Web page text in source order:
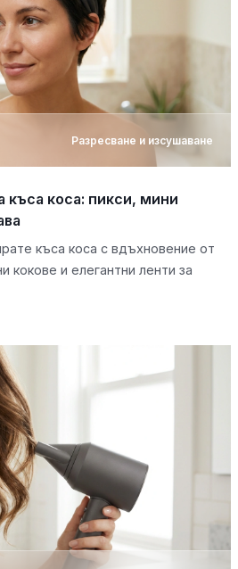
Разресване и изсушаване
къса коса: пикси, мини
къса коса с вдъхновение от
кокове и елегантни ленти за